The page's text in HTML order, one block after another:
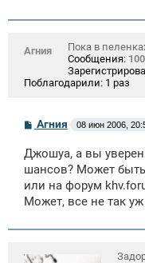
Агния
Пока в
Сообщения: 100
Поблагодарили: 1 раз
С
б
щ
н
и
Агния 08 июн 2006,
Джошуа, а вы
шансов? Может
или на форум
Может, все не так